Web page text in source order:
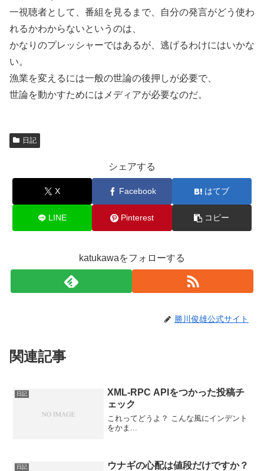
一視聴者として、番組を見るまで、自分の発言がどう使わ
れるかわからないというのは、
かなりのプレッシャーではあるが、逃げるわけにはいかな
い。
漁業を変えるには一般の世論の後押しが必要で、
世論を動かすためにはメディアが必要なのだ。
日記
シェアする
X Facebook はてブ
LINE Pinterest コピー
katukawaをフォローする
勝川俊雄公式サイト
関連記事
日記
XML-RPC APIをつかった投稿チ
ェック
これってどうよ？ こんな風にインデント
をかま...
日記 ウナギの心配は値段だけですか？